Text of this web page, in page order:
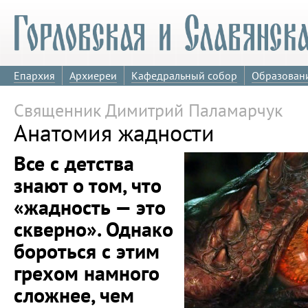
Епархия Архиереи Кафедральный собор
Священник Димитрий Паламарчук
Анатомия жадности
Все с детства
знают о том, что
«жадность — это
скверно». Однако
бороться с этим
грехом намного
сложнее, чем